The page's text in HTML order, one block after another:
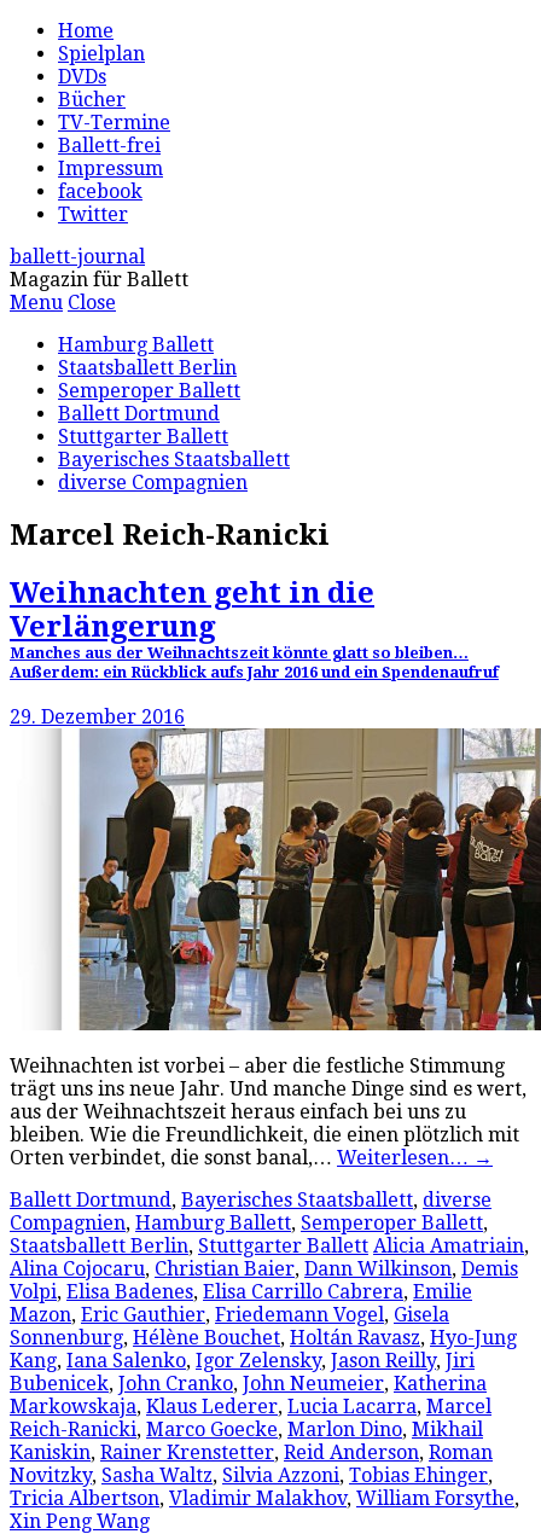
Home
Spielplan
DVDs
Bücher
TV-Termine
Ballett-frei
Impressum
facebook
Twitter
ballett-journal
Magazin für Ballett
Menu Close
Hamburg Ballett
Staatsballett Berlin
Semperoper Ballett
Ballett Dortmund
Stuttgarter Ballett
Bayerisches Staatsballett
diverse Compagnien
Marcel Reich-Ranicki
Weihnachten geht in die
Verlängerung
Manches aus der Weihnachtszeit könnte glatt so bleiben…
Außerdem: ein Rückblick aufs Jahr 2016 und ein Spendenaufruf
29. Dezember 2016
Weihnachten ist vorbei – aber die festliche Stimmung
trägt uns ins neue Jahr. Und manche Dinge sind es wert,
aus der Weihnachtszeit heraus einfach bei uns zu
bleiben. Wie die Freundlichkeit, die einen plötzlich mit
Orten verbindet, die sonst banal,… Weiterlesen… →
Ballett Dortmund, Bayerisches Staatsballett, diverse
Compagnien, Hamburg Ballett, Semperoper Ballett,
Staatsballett Berlin, Stuttgarter Ballett Alicia Amatriain,
Alina Cojocaru, Christian Baier, Dann Wilkinson, Demis
Volpi, Elisa Badenes, Elisa Carrillo Cabrera, Emilie
Mazon, Eric Gauthier, Friedemann Vogel, Gisela
Sonnenburg, Hélène Bouchet, Holtán Ravasz, Hyo-Jung
Kang, Iana Salenko, Igor Zelensky, Jason Reilly, Jiri
Bubenicek, John Cranko, John Neumeier, Katherina
Markowskaja, Klaus Lederer, Lucia Lacarra, Marcel
Reich-Ranicki, Marco Goecke, Marlon Dino, Mikhail
Kaniskin, Rainer Krenstetter, Reid Anderson, Roman
Novitzky, Sasha Waltz, Silvia Azzoni, Tobias Ehinger,
Tricia Albertson, Vladimir Malakhov, William Forsythe,
Xin Peng Wang